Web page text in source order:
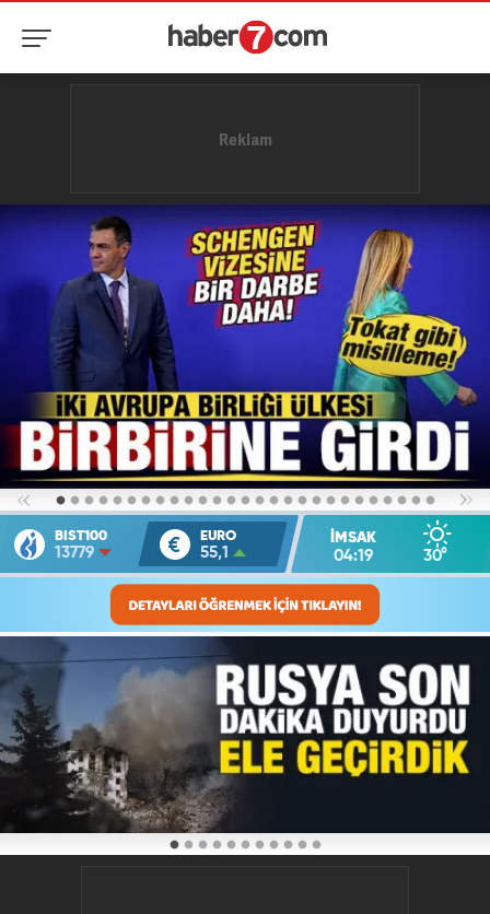
BIST100
13779
EURO
55,1
İMSAK
04:19 30°